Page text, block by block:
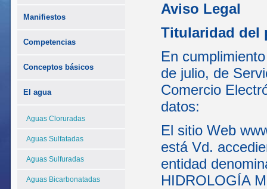
Manifiestos
Competencias
Conceptos básicos
El agua
Aguas Cloruradas
Aguas Sulfatadas
Aguas Sulfuradas
Aguas Bicarbonatadas
Aviso Legal
Titularidad del
En
de julio, de
Comercio
datos:
El sitio Web
está Vd.
entidad
HIDROLOGÍA